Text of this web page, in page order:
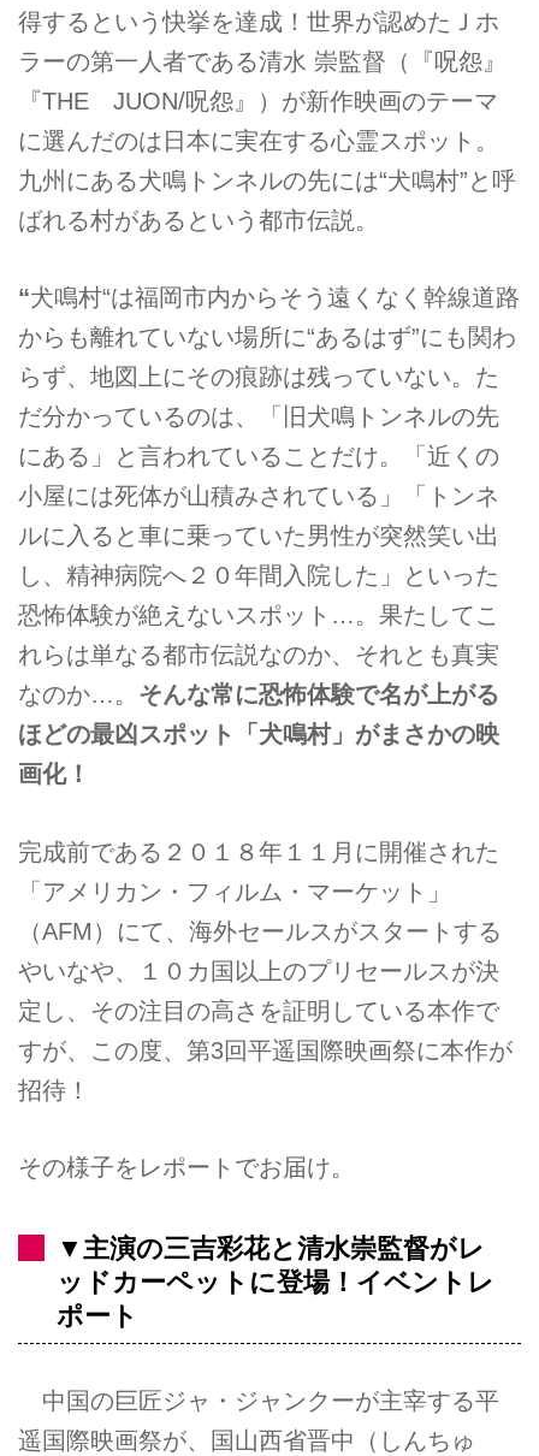
得するという快挙を達成！世界が認めたＪホ
ラーの第一人者である清水 崇監督（『呪怨』
『THE JUON/呪怨』）が新作映画のテーマ
に選んだのは日本に実在する心霊スポット。
九州にある犬鳴トンネルの先には“犬鳴村”と呼
ばれる村があるという都市伝説。
“犬鳴村“は福岡市内からそう遠くなく幹線道路
からも離れていない場所に“あるはず”にも関わ
らず、地図上にその痕跡は残っていない。た
だ分かっているのは、「旧犬鳴トンネルの先
にある」と言われていることだけ。「近くの
小屋には死体が山積みされている」「トンネ
ルに入ると車に乗っていた男性が突然笑い出
し、精神病院へ２０年間入院した」といった
恐怖体験が絶えないスポット…。果たしてこ
れらは単なる都市伝説なのか、それとも真実
なのか…。 そんな常に恐怖体験で名が上がる
ほどの最凶スポット「犬鳴村」がまさかの映
画化！
完成前である２０１８年１１月に開催された
「アメリカン・フィルム・マーケット」
（AFM）にて、海外セールスがスタートする
やいなや、１０カ国以上のプリセールスが決
定し、その注目の高さを証明している本作で
すが、この度、第3回平遥国際映画祭に本作が
招待！
その様子をレポートでお届け。
▼主演の三吉彩花と清水崇監督がレ
ッドカーペットに登場！イベントレ
ポート
中国の巨匠ジャ・ジャンクーが主宰する平
遥国際映画祭が、国山西省晋中（しんちゅ